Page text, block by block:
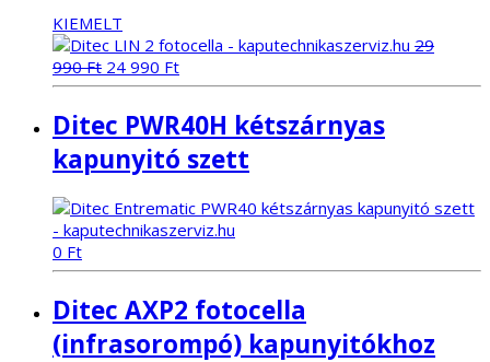
KIEMELT
29
990Ft Original
price
29
990 Ft.
24 990 FtCurrent
price
24
990 Ft.
Ditec PWR40H kétszárnyas
kapunyitó szett
0 Ft
Ditec AXP2 fotocella
(infrasorompó) kapunyitókhoz